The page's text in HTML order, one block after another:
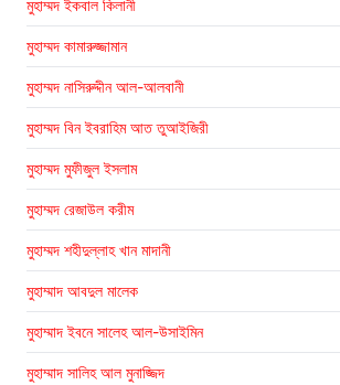
মুহাম্মদ ইকবাল কিলানী
মুহাম্মদ কামারুজ্জামান
মুহাম্মদ নাসিরুদ্দীন আল-আলবানী
মুহাম্মদ বিন ইবরাহিম আত তুআইজিরী
মুহাম্মদ মুফীজুল ইসলাম
মুহাম্মদ রেজাউল করীম
মুহাম্মদ শহীদুল্লাহ খান মাদানী
মুহাম্মাদ আবদুল মালেক
মুহাম্মাদ ইবনে সালেহ আল-উসাইমিন
মুহাম্মাদ সালিহ আল মুনাজ্জিদ